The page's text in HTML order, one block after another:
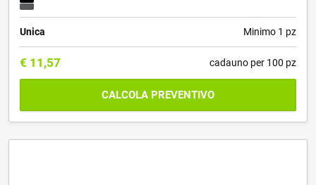
Unica Minimo 1 pz
€ 11,57 cadauno per 100 pz
CALCOLA PREVENTIVO